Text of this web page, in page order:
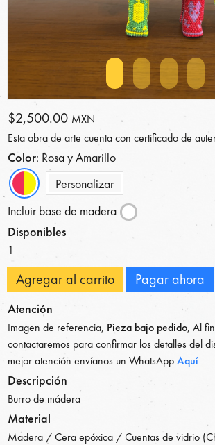
$2,500.00 MXN
Esta obra de arte cuenta con certificado de
Color: Rosa y Amarillo
Personalizar
Incluir base de madera
Disponibles
1
Agregar al carrito Pagar ahora
Atención
Imagen de referencia, Pieza bajo pedido, Al
contactaremos para confirmar los detalles del
mejor atención envíanos un WhatsAppAquí
Descripción
Burro de mádera
Material
Madera / Cera epóxica / Cuentas de vidrio